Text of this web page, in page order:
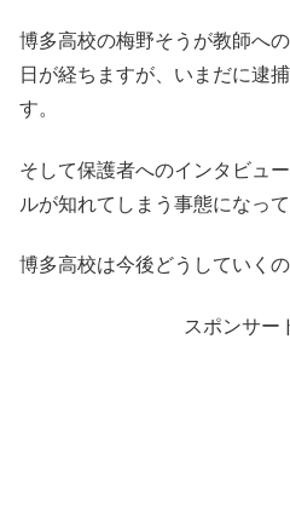
博多高校の梅野そうが教師へ
日が経ちますが、いまだに逮
す。
そして保護者へのインタビュ
ルが知れてしまう事態になって
博多高校は今後どうしていく
スポンサー